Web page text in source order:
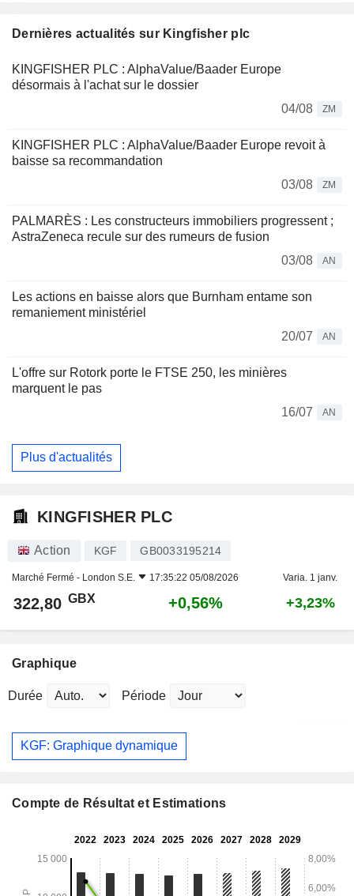
Dernières actualités sur Kingfisher plc
KINGFISHER PLC : AlphaValue/Baader Europe
désormais à l'achat sur le dossier
04/08
ZM
KINGFISHER PLC : AlphaValue/Baader Europe revoit à
baisse sa recommandation
03/08
ZM
PALMARÈS : Les constructeurs immobiliers progressent ;
AstraZeneca recule sur des rumeurs de fusion
03/08
AN
Les actions en baisse alors que Burnham entame son
remaniement ministériel
20/07
AN
L'offre sur Rotork porte le FTSE 250, les minières
marquent le pas
16/07
AN
Plus d'actualités
KINGFISHER PLC
Action KGF GB0033195214
Marché Fermé - London S.E. 17:35:22 05/08/2026 Varia. 1 janv.
322,80 GBX +0,56% +3,23%
Graphique
Durée Période
KGF: Graphique dynamique
Compte de Résultat et Estimations